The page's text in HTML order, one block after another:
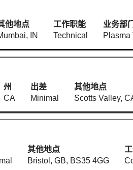
他地点
IN
工作职能
Technical
业务部门
Plasma
州
CA
出差
Minimal
其他地点
Scotts Valley,
其他地点
Bristol, GB, BS35 4GG